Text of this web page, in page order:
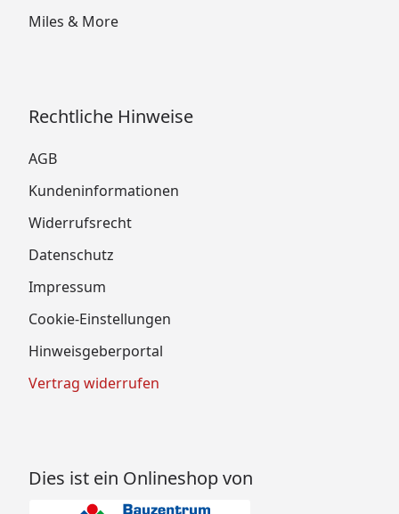
Miles & More
Rechtliche Hinweise
AGB
Kundeninformationen
Widerrufsrecht
Datenschutz
Impressum
Cookie-Einstellungen
Hinweisgeberportal
Vertrag widerrufen
Dies ist ein Onlineshop von